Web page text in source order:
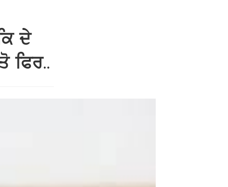
ਦੇ
ਫਿਰ..